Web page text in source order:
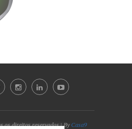
os direitos reservados | By Casa9